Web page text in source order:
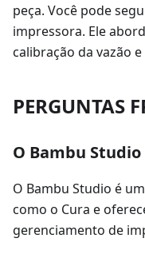
peça. Você pode
impressora. Ele
calibração da vazão
PERGUNTAS
O Bambu
O Bambu Studio é
como o Cura e
gerenciamento de